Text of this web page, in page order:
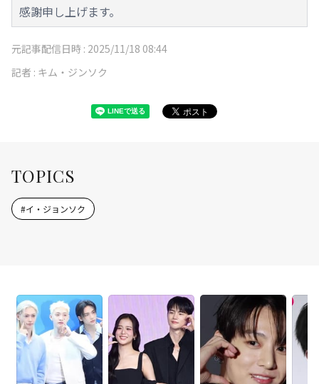
感謝申し上げます。
元記事配信日時 : 2025/11/18 08:44
記者 : キム・ジンソク
TOPICS
#イ・ジョンソク